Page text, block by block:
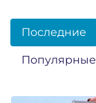
Последние
Популярные